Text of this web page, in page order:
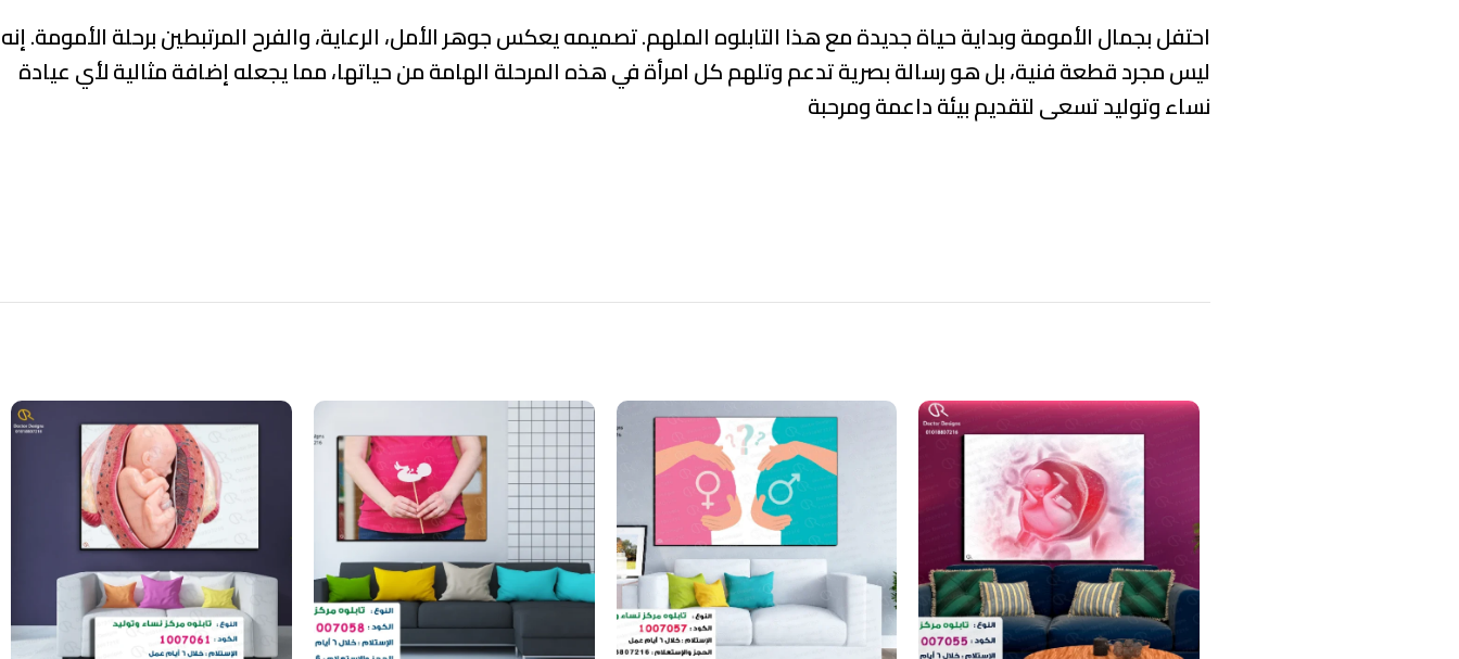
احتفل بجمال الأمومة وبداية حياة جديدة مع هذا التابلوه الملهم. تصميمه يعكس جوهر الأمل، الرعاية، والفرح المرتبطين برحلة الأمومة. إنه
ليس مجرد قطعة فنية، بل هو رسالة بصرية تدعم وتلهم كل امرأة في هذه المرحلة الهامة من حياتها، مما يجعله إضافة مثالية لأي عيادة
نساء وتوليد تسعى لتقديم بيئة داعمة ومرحبة